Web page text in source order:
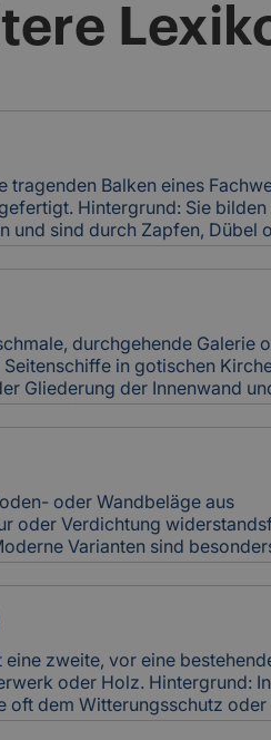
Balken eines
Hintergrund: Sie bilden
und sind durch Zapfen, Dübel
Fachwerkholz bestimmt
Gebäudes. Relevanz für
am
die Versicherungen bei
berücksichtigen.
durchgehende Galerie
in gotischen
Gliederung der Innenwand
Tiefe des Raumes bei.
sind häufig schwer
bewerten sie
und baulichen Werts.
oder Wandbeläge aus
oder Verdichtung
Varianten sind
Designs erhältlich. Sie
eingesetzt, um historische
Relevanz für Versicherung:
aber bei
verursachen,
zweite, vor eine
oder Holz. Hintergrund: In
oft dem Witterungsschutz oder
Heute wird sie auch zur